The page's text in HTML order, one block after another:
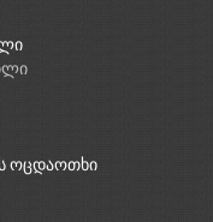
ოცდაოთხი